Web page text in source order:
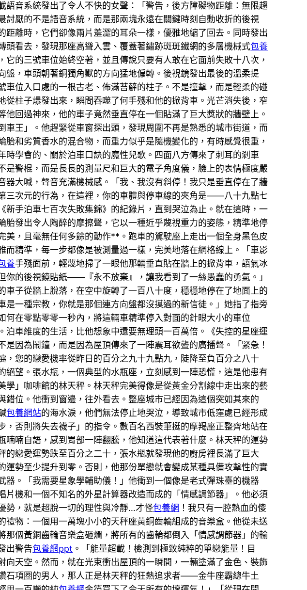
音系統發出了令人不快的女聲：「警告，後方障礙物距離：無限趨
厭的不是語音系統，而是那兩塊永遠在關鍵時刻自動收折的後視
距離時，它們卻像兩片羞澀的耳朵一樣，優雅地縮了回去。同時發出
看去，發現那座高聳入雲、覆蓋著鏽跡斑斑鐵網的多層機械式包養
它的三號車位始終空著，並且傳說只要有人敢在它面前失敗十八次，
，車頭朝著銅獨角獸的方向猛地偏轉。後視鏡發出最後的溫柔提
位入口處的一根古老、佈滿苔蘚的柱子。不是撞擊，而是輕柔的碰
柱子爆發出來，瞬間吞噬了何手殘和他的掀背車。光芒消失後，窄
回過神來，他的車子竟然垂直停在一個貼滿了巨大獎狀的牆壁上。
王」。他趕緊從車窗探出頭，發現周圍不再是熟悉的城市街道，而
和劣質香水的混合物，而重力似乎是隨機變化的，有時感覺很重，
學會的、關於泊車口訣的魔性兒歌。四面八方傳來了刺耳的剎車
警棍，而是長長的測量尺和巨大的電子角度儀，臉上的表情極度嚴
大喊，聲音充滿機械感。「我、我沒有斜停！我只是垂直停在了牆
三次元的行為，在這裡，你的車體與停車線的夾角是——八十九點七
手泊車七百次失敗集錦》的紀錄片，直到哭泣為止。就在這時，一
發出令人陶醉的摩擦聲，它以一種近乎蔑視重力的姿態，精準地停
，且毫無任何多餘的動作**。跑車的駕駛座上走出一個全身黑色皮
精準，每一步都像是被測量過一樣，完美地落在網格線上。「車影
養手殘面前，輕蔑地掃了一眼他那輛垂直貼在牆上的掀背車，語氣冰
你的後視鏡貼紙——『永不放棄』，讓我看到了一絲愚蠢的勇氣。」
子從牆上脫落，在空中旋轉了一百八十度，穩穩地停在了地面上的
一種宗教，你就是那個連方向盤都沒摸過的新信徒。」她指了指旁
在零點零零一秒內，將這輛車精準停入對面的針眼大小的車位
車維度的生活，比他想象中還要無理頭一百萬倍。《失控的星座運
是因為鬧鐘，而是因為屋頂傳來了一陣震耳欲聾的廣播聲。「緊急！
您的戀愛機率從昨日的百分之九十九點九，陡降至負百分之八十
望。張水瓶，一個典型的水瓶座，立刻感到一陣恐慌，這是他患有
學」咖啡館的林天秤。林天秤完美得像是從黃金分割線中走出來的藝
位。他衝到窗邊，往外看去。整座城市已經因為這個突如其來的
包養網站的海水淚，他們無法停止地哭泣，導致城市低窪處已經形成
否則將失去襪子」的指令。數百名西裝筆挺的摩羯座正整齊地站在
喃喃自語，感到胃部一陣翻騰，他知道這代表著什麼。林天秤的運勢
戀愛運勢跌至百分之二十，張水瓶就發現他的廚房裡長滿了巨大
運勢至少提升到零。否則，他那份單戀就會變成某種具備攻擊性的實
。「我需要星象學輔助儀！」他衝到一個像是老式彈珠臺的機器
機和一個不知名的外星計算器改造而成的「情感調節器」。他必須
勢，就是超脫一切的理性與冷靜…才怪包養網 ！我只有一腔熱血的傻
物：一個用一萬塊小小的天秤座黃銅齒輪組成的音樂盒。他從未送
個黃銅齒輪音樂盒砸爛，將所有的齒輪都倒入「情感調節器」的輸
出警告包養網ppt 。「能量超載！檢測到極致純粹的單戀能量！目
天空。然而，就在光束衝出屋頂的一瞬間，一輛塗滿了金色、裝飾
石項圈的男人，那人正是林天秤的狂熱追求者——金牛座霸總牛土